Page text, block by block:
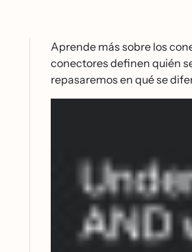
Aprende más sobre los
conectores definen quién
repasaremos en qué se